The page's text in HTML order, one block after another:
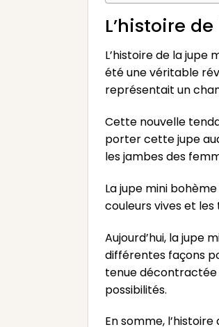
L’histoire
L’histoire de la jupe
été une véritable
représentait un
Cette nouvelle
porter cette jupe
les jambes des
La jupe mini
couleurs vives et
Aujourd’hui, la jupe
différentes façons
tenue décontractée
possibilités.
En somme,